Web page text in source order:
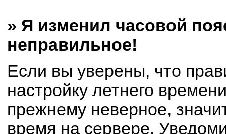
» Я изменил часовой
неправильное!
Если вы уверены, что
настройку летнего
прежнему неверное,
время на сервере.